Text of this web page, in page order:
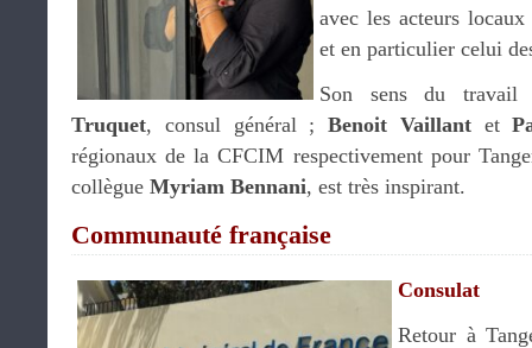
avec les acteurs
et en particulier celui
Son sens du
Truquet, consul général ;Benoit Vaillantet
régionaux de la CFCIM respectivement pour
collègue Myriam Bennani, est très inspirant.
Communauté française
Consulat
Retour à